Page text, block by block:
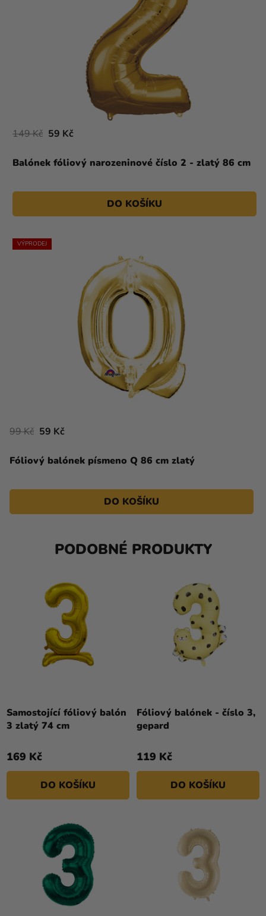
Balónek fóliový narozeninové číslo 2 - zlatý 86 cm
149 Kč 59 Kč
DO KOŠÍKU
VÝPRODEJ
Fóliový balónek písmeno Q 86 cm zlatý
99 Kč 59 Kč
DO KOŠÍKU
PODOBNÉ PRODUKTY
Samostojící fóliový balón
3 zlatý 74 cm
169 Kč
DO KOŠÍKU
Fóliový balónek - číslo 3,
gepard
119 Kč
DO KOŠÍKU